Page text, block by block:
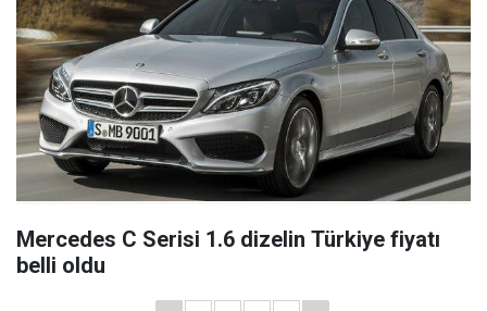
Mercedes C Serisi 1.6 dizelin Türkiye fiyatı
belli oldu